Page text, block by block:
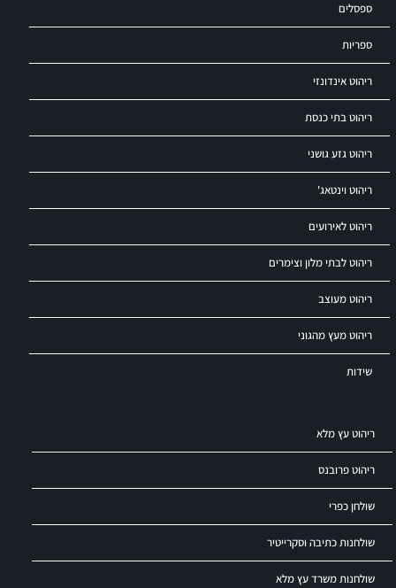
ספסלים
ספריות
ריהוט אינדונזי
ריהוט בתי כנסת
ריהוט גזע גושני
ריהוט וינטאג'
ריהוט לאירועים
ריהוט לבתי מלון וצימרים
ריהוט מעוצב
ריהוט מעץ מהגוני
שידות
ריהוט עץ מלא
ריהוט פרובנס
שולחן כפרי
שולחנות כתיבה וסקרייטיר
שולחנות משרד עץ מלא